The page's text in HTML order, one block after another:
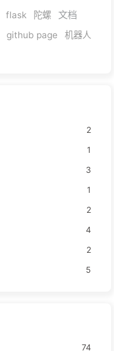
flask 陀螺 文档
github page
机器人
2
1
3
1
2
4
2
5
74